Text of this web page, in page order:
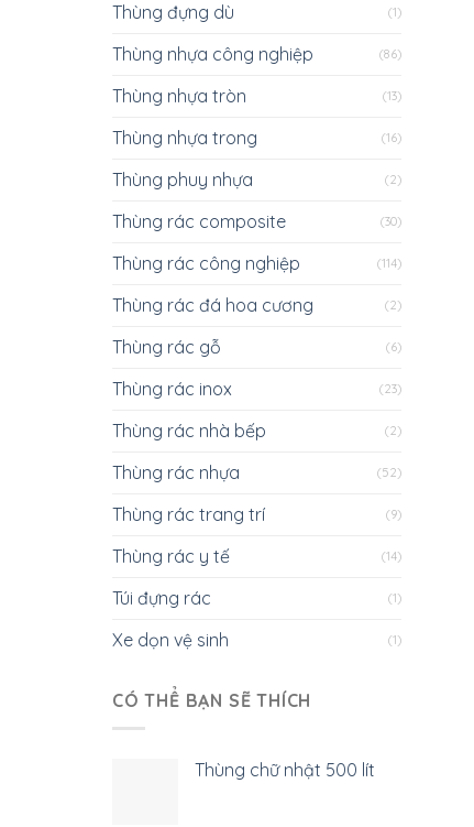
Thùng đựng dù (1)
Thùng nhựa công nghiệp (86)
Thùng nhựa tròn (13)
Thùng nhựa trong (16)
Thùng phuy nhựa (2)
Thùng rác composite (30)
Thùng rác công nghiệp (114)
Thùng rác đá hoa cương (2)
Thùng rác gỗ (6)
Thùng rác inox (23)
Thùng rác nhà bếp (2)
Thùng rác nhựa (52)
Thùng rác trang trí (9)
Thùng rác y tế (14)
Túi đựng rác (1)
Xe dọn vệ sinh (1)
CÓ THỂ BẠN SẼ THÍCH
Thùng chữ nhật 500 lít